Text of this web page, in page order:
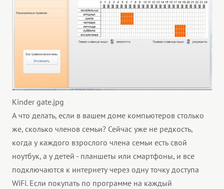
Kinder gate.jpg
А что делать, если в вашем доме компьютеров столько
же, сколько членов семьи? Сейчас уже не редкость,
когда у каждого взрослого члена семьи есть свой
ноутбук, а у детей - планшеты или смартфоны, и все
подключаются к интернету через одну точку доступа
WiFi. Если покупать по программе на каждый